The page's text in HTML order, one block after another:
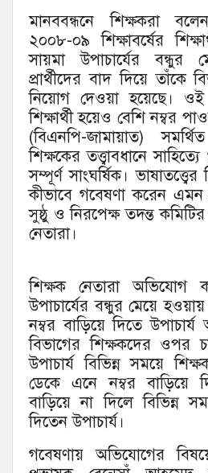
মানববন্ধনে শিক্ষকরা
২০০৮-০৯ শিক্ষাবর্ষের
সায়মা উপাচার্যের বন্ধুর
প্রার্থীদের বাদ দিয়ে তাঁকে
নিয়োগ দেওয়া হয়েছে। ওই
শিক্ষার্থী হয়েও বেশি নম্বর
(বিএনপি-জামায়াত)
শিক্ষকের তত্ত্বাবধানে
সম্পূর্ণ সাংঘর্ষিক। ভাষাতত্ত্বের
কীভাবে গবেষণা করেন এমন
সুষ্ঠু ও নিরপেক্ষ তদন্ত
নেতারা।
শিক্ষক নেতারা অভিযোগ
উপাচার্যের বন্ধুর মেয়ে
নম্বর বাড়িয়ে দিতে
বিভাগের শিক্ষকদের ওপর
উপাচার্য বিভিন্ন সময়ে
ডেকে এনে নম্বর বাড়িয়ে
বাড়িয়ে না দিলে বিভিন্ন
দিতেন উপাচার্য।
গবেষণায় অভিযোগের